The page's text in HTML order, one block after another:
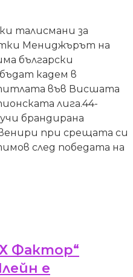
талисмани за
Мениджърът на
български
кадем в
във Висшата
лига.44-
брандирана
при срещата си
след победата на
Фактор“
е